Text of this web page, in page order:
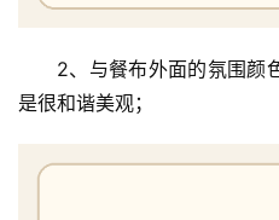
2、与餐布外面的氛围颜
是很和谐美观；